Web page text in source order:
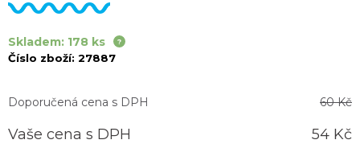
Skladem: 178 ks
Číslo zboží: 27887
Doporučená cena s DPH 60 Kč
Vaše cena s DPH 54 Kč